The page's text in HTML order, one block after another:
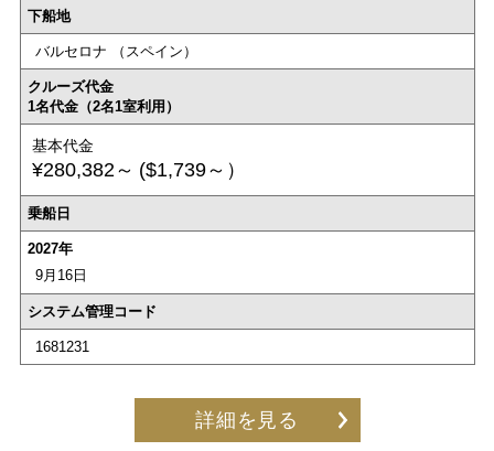
下船地
バルセロナ （スペイン）
クルーズ代金
1名代金（2名1室利用）
基本代金
¥280,382～ ($1,739～）
乗船日
2027年
9月16日
システム管理コード
1681231
詳細を見る